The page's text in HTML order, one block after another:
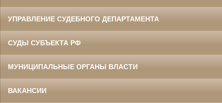
УПРАВЛЕНИЕ СУДЕБНОГО ДЕПАРТАМЕНТА
СУДЫ СУБЪЕКТА РФ
МУНИЦИПАЛЬНЫЕ ОРГАНЫ ВЛАСТИ
ВАКАНСИИ